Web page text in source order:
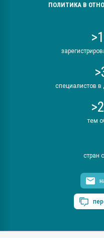
ПОЛИТИКА В
специалистов
тем
стран